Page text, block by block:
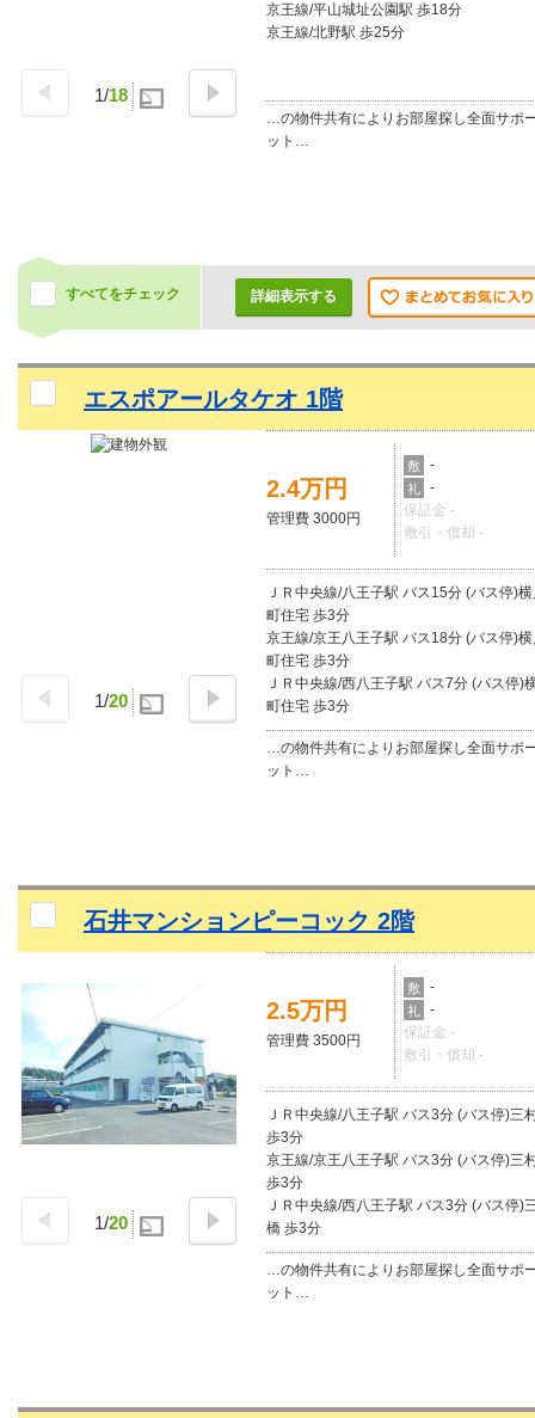
1/18
京王線/平山城址公園駅 歩18分
京王線/北野駅 歩25分
…の物件共有によりお部屋探し全面サポ
ット…
すべてをチェック 詳細表示する
エスポアールタケオ 1階
1/20
2.4万円
管理費 3000円
敷 -
礼
-
保証金 -
敷引・償却 -
ＪＲ中央線/八王子駅 バス15分 (バス停)
町住宅 歩3分
京王線/京王八王子駅 バス18分 (バス停)
町住宅 歩3分
ＪＲ中央線/西八王子駅 バス7分 (バス停)
町住宅 歩3分
…の物件共有によりお部屋探し全面サポ
ット…
石井マンションピーコック 2階
1/20
2.5万円
管理費 3500円
敷 -
礼
-
保証金 -
敷引・償却 -
ＪＲ中央線/八王子駅 バス3分 (バス停)三
歩3分
京王線/京王八王子駅 バス3分 (バス停)三
歩3分
ＪＲ中央線/西八王子駅 バス3分 (バス停)
橋 歩3分
…の物件共有によりお部屋探し全面サポ
ット…